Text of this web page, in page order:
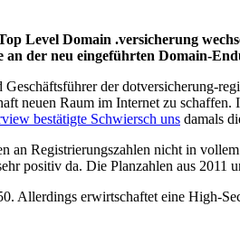
Level Domain .versicherung
der neu eingeführten Domain-
der
neuen Raum im Internet zu
bestätigte Schwiersch uns damals
an Registrierungszahlen nicht in
positiv da. Die Planzahlen aus 2011
Allerdings erwirtschaftet eine High-